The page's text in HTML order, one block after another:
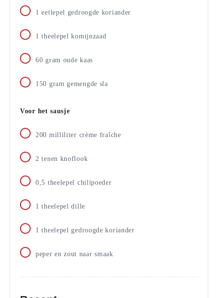
1 eetlepel gedroogde koriander
1 theelepel komijnzaad
60 gram oude kaas
150 gram gemengde sla
Voor het sausje
200 milliliter crème fraîche
2 tenen knoflook
0,5 theelepel chilipoeder
1 theelepel dille
1 theelepel gedroogde koriander
peper en zout naar smaak